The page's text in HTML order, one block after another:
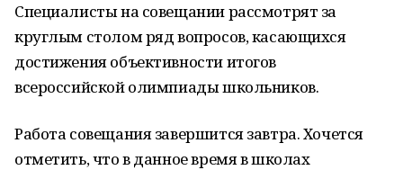
Специалисты на совещании рассмотрят за
круглым столом ряд вопросов, касающихся
достижения объективности итогов
всероссийской олимпиады школьников.
Работа совещания завершится завтра. Хочется
отметить, что в данное время в школах